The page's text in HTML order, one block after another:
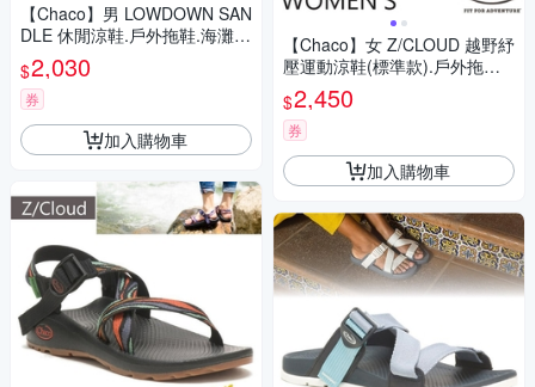
【Chaco】男 LOWDOWN SAN
DLE 休閒涼鞋.戶外拖鞋.海灘鞋
_CH-LAM01-HJ35 錠藍海軍
$2,030
券
加入購物車
【Chaco】女 Z/CLOUD 越野紓
壓運動涼鞋(標準款).戶外拖鞋.
海灘鞋_CH-ZLW01-HJ01 卡其
青銅
$2,450
券
加入購物車